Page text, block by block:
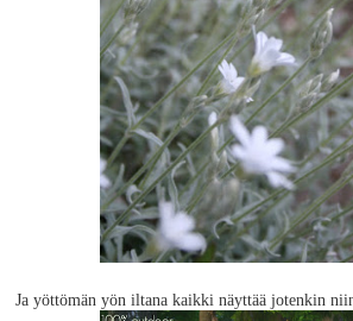
Ja yöttömän yön iltana kaikki näyttää jotenkin